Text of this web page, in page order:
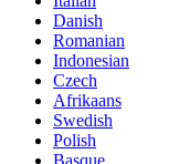
Danish
Romanian
Indonesian
Czech
Afrikaans
Swedish
Polish